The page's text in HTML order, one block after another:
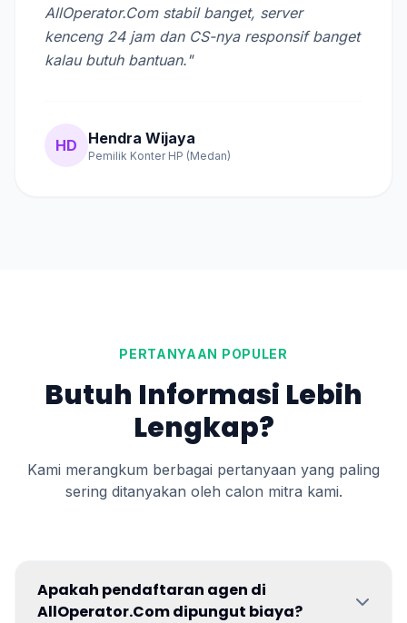
AllOperator.Com stabil banget, server
kenceng 24 jam dan CS-nya responsif banget
kalau butuh bantuan."
HD Hendra Wijaya
Pemilik Konter HP (Medan)
PERTANYAAN POPULER
Butuh Informasi Lebih
Lengkap?
Kami merangkum berbagai pertanyaan yang paling
sering ditanyakan oleh calon mitra kami.
Apakah pendaftaran agen di
AllOperator.Com dipungut biaya?